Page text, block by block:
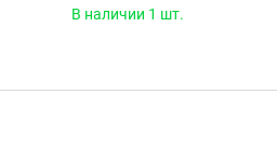
В наличии 1 шт.